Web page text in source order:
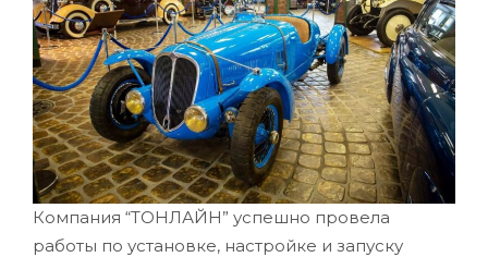
Компания “ТОНЛАЙН” успешно провела
работы по установке, настройке и запуску